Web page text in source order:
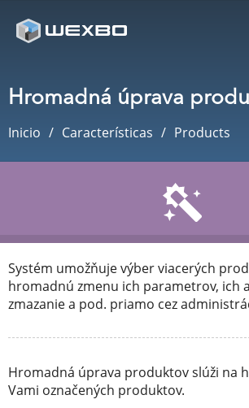
Hromadná úprava
Inicio Características Products
Systém umožňuje výber viacerých
hromadnú zmenu ich parametrov, ich
zmazanie a pod. priamo cez
Hromadná úprava produktov slúži na
Vami označených produktov.